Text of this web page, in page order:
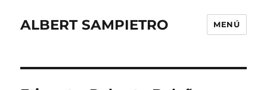
ALBERT SAMPIETRO MENÚ